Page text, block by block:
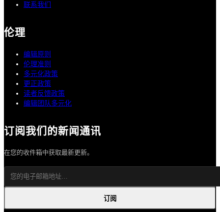
联系我们
伦理
编辑原则
伦理准则
多元化政策
更正政策
读者反馈政策
编辑团队多元化
订阅我们的新闻通讯
在您的收件箱中获取最新更新。
订阅